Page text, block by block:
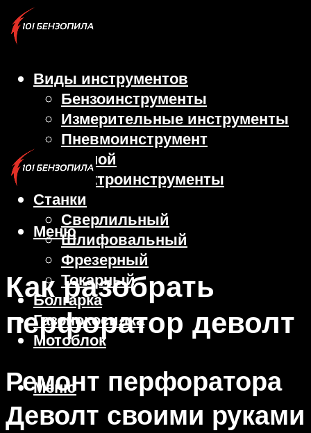
Виды инструментов
Бензоинструменты
Измерительные инструменты
Пневмоинструмент
Ручной
Электроинструменты
Станки
Сверлильный
Шлифовальный
Фрезерный
Токарный
Болгарка
Газонокосилка
Мотоблок
Меню
Меню
Как разобрать
перфоратор деволт
Ремонт перфоратора
Деволт своими руками